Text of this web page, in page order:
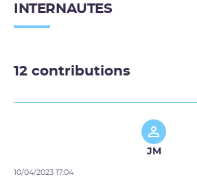
Cette consultation intervient dans le
l’instruction de ce dossier par
dossier.
INTERNAUTES
12 contributions
JM
10/04/2023 17:04